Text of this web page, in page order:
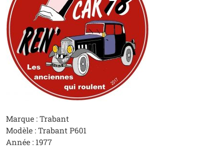
Marque : Trabant
Modèle : Trabant P601
Année : 1977